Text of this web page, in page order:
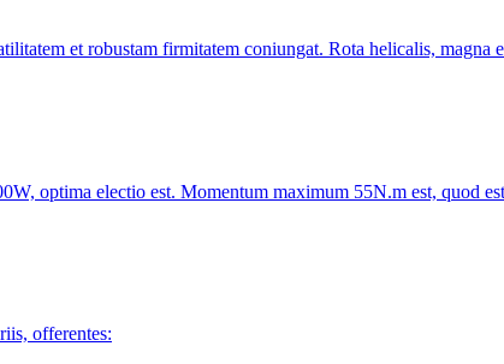
et robustam firmitatem coniungat. Rota helicalis, magna
optima electio est. Momentum maximum 55N.m est, quod
offerentes: